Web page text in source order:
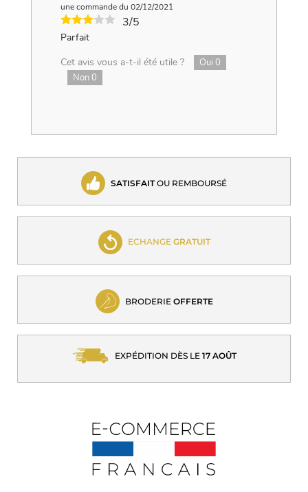
une commande du 02/12/2021
3/5
Parfait
Cet avis vous a-t-il été utile ?
Oui 0
Non0
SATISFAITOU REMBOURSÉ
ECHANGE GRATUIT
BRODERIE OFFERTE
EXPÉDITION DÈS LE 17 AOÛT